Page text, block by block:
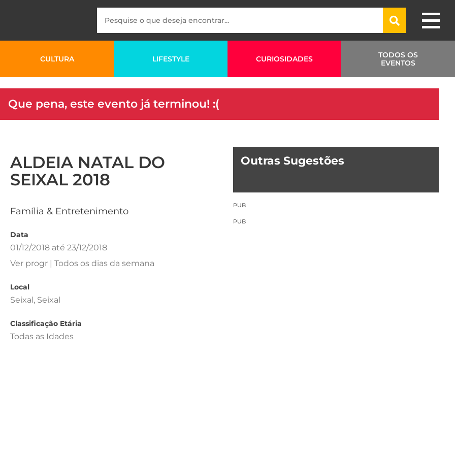
CULTURA LIFESTYLE CURIOSIDADES
TODOS OS
EVENTOS
Que pena, este evento já terminou! :(
ALDEIA NATAL DO
SEIXAL 2018
Família & Entretenimento
Data
01/12/2018 até 23/12/2018
Ver progr | Todos os dias da semana
Local
Seixal, Seixal
Classificação Etária
Todas as Idades
Outras Sugestões
PUB
PUB